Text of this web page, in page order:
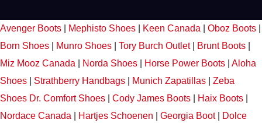
Avenger Boots Mephisto Shoes Keen Canada Oboz Boots
Born Shoes
Munro Shoes Tory Burch Outlet Brunt Boots
Miz Mooz Canada
Norda Shoes Horse Power Boots
Aloha
Shoes
Strathberry Handbags Munich Zapatillas
Zeba
Shoes Dr. Comfort Shoes Cody James Boots Haix Boots
Nordace Canada
Hartjes Schoenen Georgia Boot|
Dolce